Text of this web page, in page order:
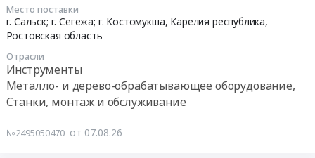
Место поставки
г. Сальск; г. Сегежа; г. Костомукша, Карелия республика,
Ростовская область
Отрасли
Инструменты
Металло- и дерево-обрабатывающее оборудование,
Станки, монтаж и обслуживание
№2495050470 от 07.08.26